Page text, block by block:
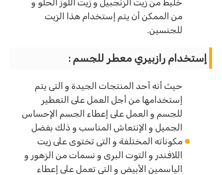
خليط من زيت الزنجبيل و زيت اللوز الحلو و
من الممكن أن يتم إستخدام هذا الزيت
للجنسين.
إستخدام رازبيري معطر للجسم :
حيث أنه أحد المنتجات الجيدة و التى يتم
إستخدامها من أجل العمل على التعطير
للجسم و العمل على إعطاء الجسم الإحساس
الجميل و الإنتعاش المناسب و ذلك بفضل
مكوناته المختلفة و التى تختوى على زيت
اللافندر و التوت البرى و نسمات من الزهور و
الياسمين الأبيض و التى تعمل على إعطاء